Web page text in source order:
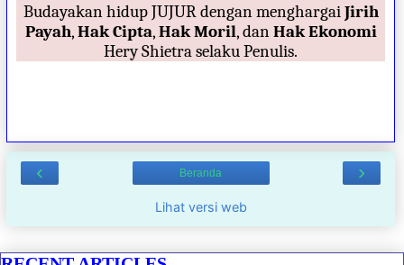
Budayakan hidup JUJUR dengan menghargaiJirih
Payah,Hak Cipta,Hak Moril, danHak Ekonomi
Hery Shietra selaku Penulis.
‹ ›
Beranda
Lihat versi web